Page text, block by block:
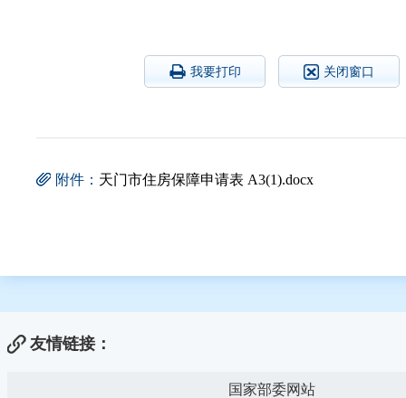
我要打印 关闭窗口
附件： 天门市住房保障申请表 A3(1).docx
友情链接：
国家部委网站